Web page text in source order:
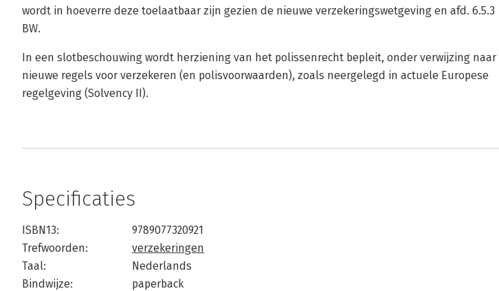
wordt in hoeverre deze toelaatbaar zijn gezien de nieuwe verzekeringswetgeving en afd. 6.5.3
BW.
In een slotbeschouwing wordt herziening van het polissenrecht bepleit, onder verwijzing naar
nieuwe regels voor verzekeren (en polisvoorwaarden), zoals neergelegd in actuele Europese
regelgeving (Solvency II).
Specificaties
ISBN13:
9789077320921
Trefwoorden:
verzekeringen
Taal:
Nederlands
Bindwijze:
paperback